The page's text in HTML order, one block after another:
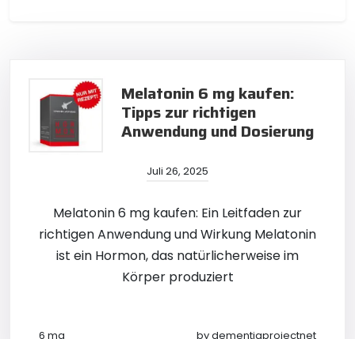
Melatonin 6 mg kaufen:
Tipps zur richtigen
Anwendung und Dosierung
Juli 26, 2025
Melatonin 6 mg kaufen: Ein Leitfaden zur
richtigen Anwendung und Wirkung Melatonin
ist ein Hormon, das natürlicherweise im
Körper produziert
6 mg bydementiaprojectnet